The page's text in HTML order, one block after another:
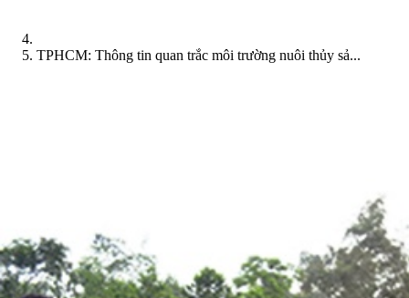
TPHCM: Thông tin quan trắc môi trường nuôi thủy sả...